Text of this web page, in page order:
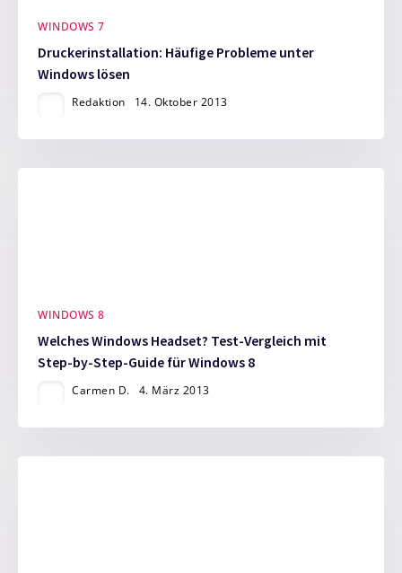
WINDOWS 7
Druckerinstallation: Häufige Probleme unter
Windows lösen
Redaktion 14. Oktober 2013
WINDOWS 8
Welches Windows Headset? Test-Vergleich mit
Step-by-Step-Guide für Windows 8
Carmen D. 4. März 2013